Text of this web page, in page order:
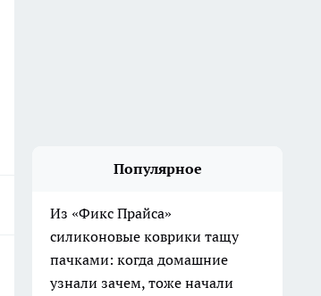
Популярное
Из «Фикс Прайса»
силиконовые коврики тащу
пачками: когда домашние
узнали зачем, тоже начали